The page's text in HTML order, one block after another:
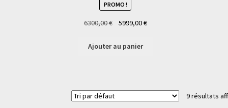
PROMO !
6300,00€
Le
initial
5999,00€Le
Ajouter au panier
9 résultats